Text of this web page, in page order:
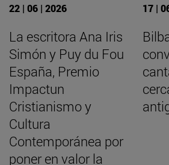
22 | 06 | 2026
La escritora Ana Iris
Simón y Puy du Fou
España, Premio
Impactun
Cristianismo y
Cultura
Contemporánea por
poner en valor la
17 |